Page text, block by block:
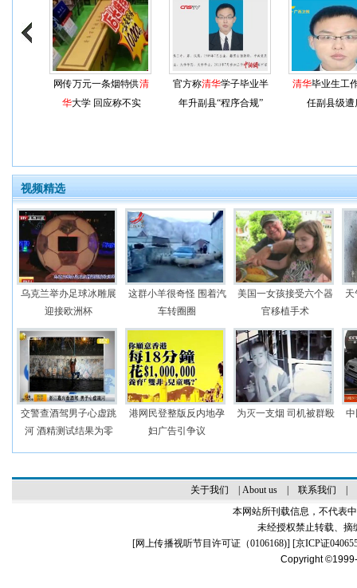
网传万元一条烟特供清
华大学 回应称不实
官方称清华学子毕业半
年升副县“程序合规”
清华毕业生工
任副县级遭
视频精选
乌克兰举办足球冰雕展
迎接欧洲杯
这群小羊很奇怪 围着汽
车转圈圈
美国一女孩接受六个器
官移植手术
天
交警查酒驾男子心虚跳
河 酒精测试结果为零
港网民登整版反内地孕
妇广告引争议
为灭一支烟 司机被群殴
关于我们 About us| 联系我们
本网站所刊载信息，不代表
未经授权禁止转载、摘
[网上传播视听节目许可证（0106168)] [京ICP证
Copyright